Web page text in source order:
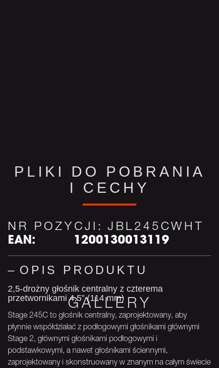
PLIKI DO POBRANIA
I CECHY
NR POZYCJI: JBL245CWHT
EAN: 1200130013119
OPIS PRODUKTU
2,5-drożny głośnik centralny z czterema
przetwornikami 4,5” (114 mm)
Stage 245C to głośnik centralny, zaprojektowany, aby
płynnie współdziałać z podłogowymi głośnikami głównymi
Stage 2, głównymi głośnikami podłogowymi i
podstawkowymi, a nawet głośnikami ściennymi,
zaprojektowany i skonstruowany w znanym na całym świecie